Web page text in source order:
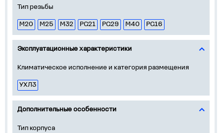
Тип резьбы
M20 M25 M32 PG21 PG29 M40 PG16
Эксплуатационные характеристики
Климатическое исполнение и категория размещения
УХЛ3
Дополнительные особенности
Тип корпуса